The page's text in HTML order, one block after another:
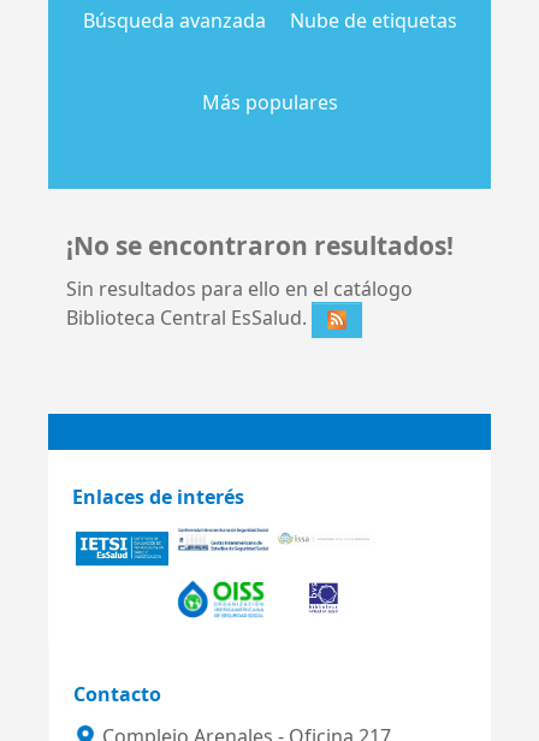
Búsqueda avanzada Nube de etiquetas
Más populares
¡No se encontraron resultados!
Sin resultados para ello en el catálogo
Biblioteca Central EsSalud.
Enlaces de interés
Contacto